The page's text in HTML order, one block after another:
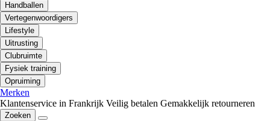
Handballen
Vertegenwoordigers
Lifestyle
Uitrusting
Clubruimte
Fysiek training
Opruiming
Merken
Klantenservice in Frankrijk Veilig betalen Gemakkelijk retourneren
Zoeken